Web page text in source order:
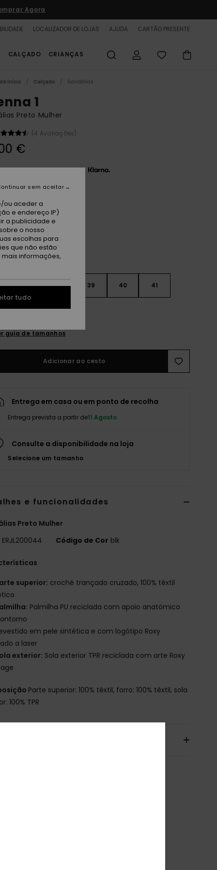
Agora
LOCALIZADOR DE LOJAS AJUDA CARTÃO PRESENTE
CALÇADO CRIANÇAS
início Calçado Sandálias
1
Preto Mulher
(4 Avaliações)
€
x 13,33 € sem juros com a
37 38 39 40 41
guia de tamanhos
Adicionar ao cesto
Entrega em casa ou em ponto de recolha
Entrega prevista a partir de11 Agosto
Consulte a disponibilidade na loja
Selecione um tamanho
e funcionalidades
Preto Mulher
ERJL200044 Código de Cor blk
superior: croché trançado cruzado, 100% têxtil
Palmilha PU reciclada com apoio anatómico
em pele sintética e com logótipo Roxy
a laser
exterior: Sola exterior TPR reciclada com arte Roxy
Parte superior: 100% têxtil, forro: 100% têxtil, sola
100% TPR
ou aceder a
e endereço IP)
a publicidade e
o nosso
escolhas para
que não estão
informações,
sem aceitar
tudo